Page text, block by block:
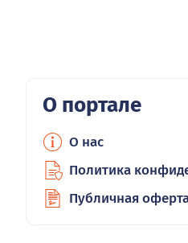
О портале
О нас
Политика
Публичная